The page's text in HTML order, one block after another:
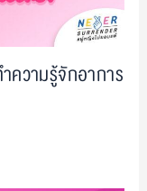
ความรู้จักอาการ